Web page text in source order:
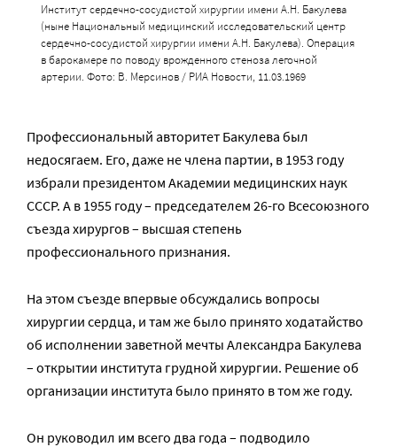
Институт сердечно-сосудистой хирургии имени А.Н. Бакулева
(ныне Национальный медицинский исследовательский центр
сердечно-сосудистой хирургии имени А.Н. Бакулева). Операция
в барокамере по поводу врожденного стеноза легочной
артерии. Фото: В. Мерсинов / РИА Новости, 11.03.1969
Профессиональный авторитет Бакулева был
недосягаем. Его, даже не члена партии, в 1953 году
избрали президентом Академии медицинских наук
СССР. А в 1955 году – председателем 26-го Всесоюзного
съезда хирургов – высшая степень
профессионального признания.
На этом съезде впервые обсуждались вопросы
хирургии сердца, и там же было принято ходатайство
об исполнении заветной мечты Александра Бакулева
– открытии института грудной хирургии. Решение об
организации института было принято в том же году.
Он руководил им всего два года – подводило